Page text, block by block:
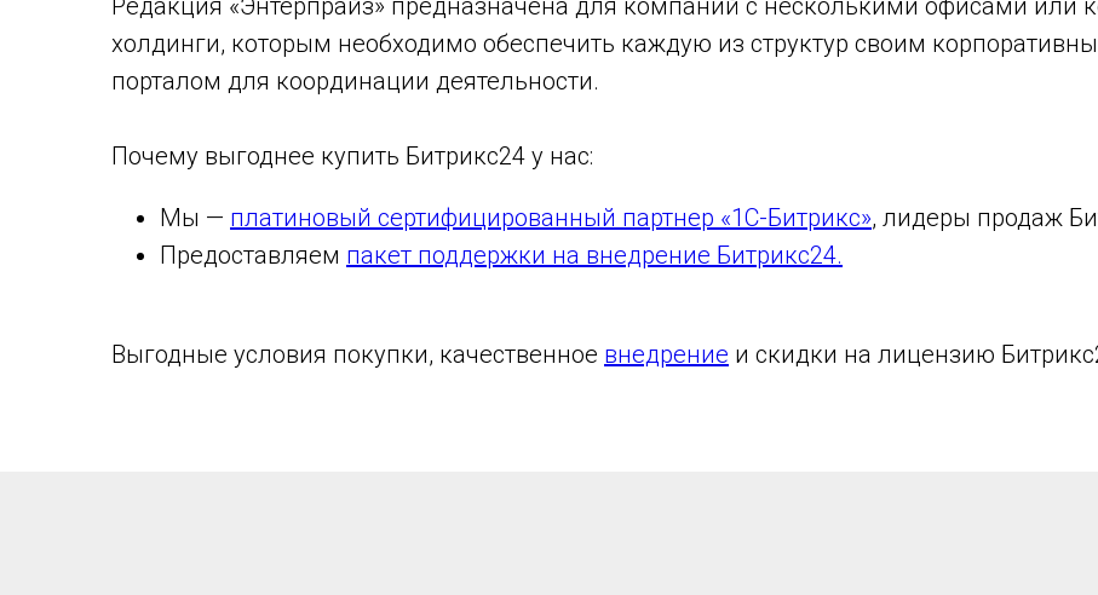
холдинги, которым необходимо обеспечить каждую из структур своим
порталом для координации деятельности.
Почему выгоднее купить Битрикс24 у нас:
Мы — платиновый сертифицированный партнер «1С-Битрикс», лидеры продаж
Предоставляем пакет поддержки на внедрение Битрикс24.
Выгодные условия покупки, качественное внедрение и скидки на лицензию